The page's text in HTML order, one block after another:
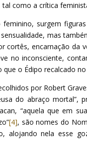
como a crítica
surgem
mas
cortês, encarnação da
no inconsciente,
o Édipo recalcado
por Robert
do abraço mortal”,
“aquela que em
[4], são nomes do
alojando nela esse